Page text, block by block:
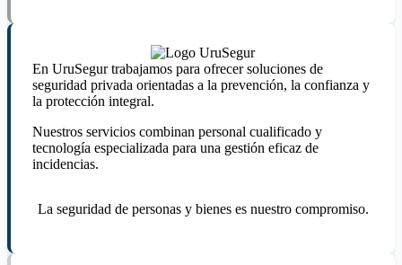
En UruSegur trabajamos para ofrecer soluciones de
seguridad privada orientadas a la prevención, la confianza y
la protección integral.
Nuestros servicios combinan personal cualificado y
tecnología especializada para una gestión eficaz de
incidencias.
La seguridad de personas y bienes es nuestro compromiso.